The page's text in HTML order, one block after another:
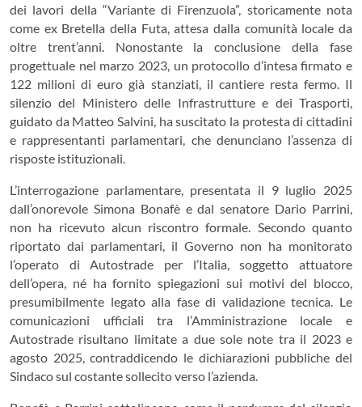
dei lavori della “Variante di Firenzuola”, storicamente nota
come ex Bretella della Futa, attesa dalla comunità locale da
oltre trent’anni. Nonostante la conclusione della fase
progettuale nel marzo 2023, un protocollo d’intesa firmato e
122 milioni di euro già stanziati, il cantiere resta fermo. Il
silenzio del Ministero delle Infrastrutture e dei Trasporti,
guidato da Matteo Salvini, ha suscitato la protesta di cittadini
e rappresentanti parlamentari, che denunciano l’assenza di
risposte istituzionali.
L’interrogazione parlamentare, presentata il 9 luglio 2025
dall’onorevole Simona Bonafè e dal senatore Dario Parrini,
non ha ricevuto alcun riscontro formale. Secondo quanto
riportato dai parlamentari, il Governo non ha monitorato
l’operato di Autostrade per l’Italia, soggetto attuatore
dell’opera, né ha fornito spiegazioni sui motivi del blocco,
presumibilmente legato alla fase di validazione tecnica. Le
comunicazioni ufficiali tra l’Amministrazione locale e
Autostrade risultano limitate a due sole note tra il 2023 e
agosto 2025, contraddicendo le dichiarazioni pubbliche del
Sindaco sul costante sollecito verso l’azienda.